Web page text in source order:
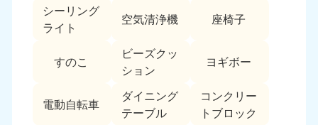
シーリング
ライト
空気清浄機 座椅子
すのこ
ビーズクッ
ション
ヨギボー
電動自転車
ダイニング
テーブル
コンクリー
トブロック
050-1881-5270
9:00〜19:00 年中無休
050-1881-5269
9:00〜19:00 年中無休
群馬県
050-1881-5267
9:00〜19:00 年中無休
中部